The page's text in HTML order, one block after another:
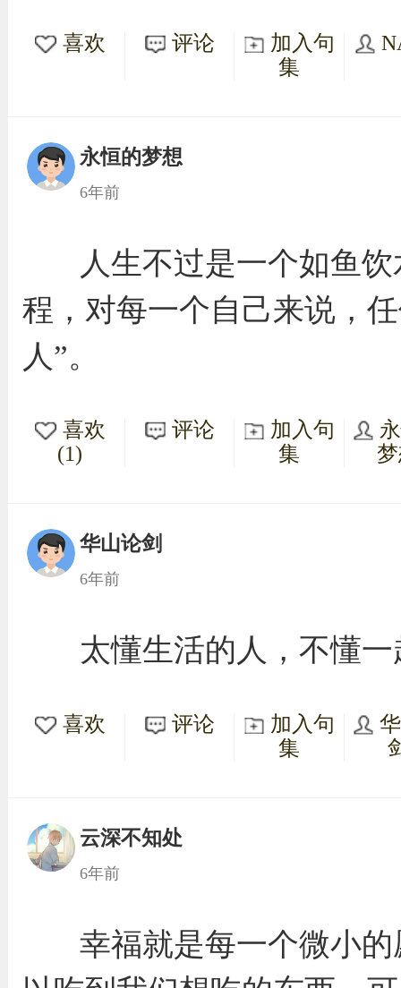
喜欢 评论
加入句
集
永恒的梦想
6年前
人生不过是一个如鱼
程，对每一个自己来说，
人”。
喜欢
(1)
评论
加入句
集
华山论剑
6年前
太懂生活的人，不懂
喜欢 评论
加入句
集
云深不知处
6年前
幸福就是每一个微小